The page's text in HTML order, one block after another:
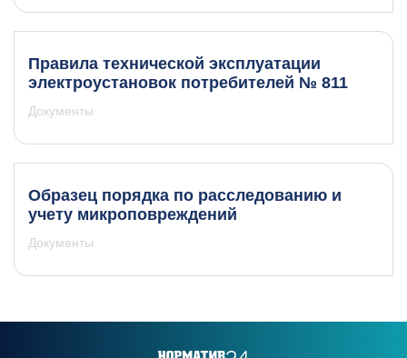
Правила технической эксплуатации
электроустановок потребителей № 811
Документы
Образец порядка по расследованию и
учету микроповреждений
Документы